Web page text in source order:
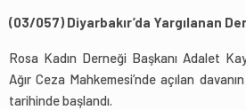
(03/057) Diyarbakır’da Yargılanan
Rosa Kadın Derneği Başkanı Adalet
Ağır Ceza Mahkemesi’nde açılan
tarihinde başlandı.